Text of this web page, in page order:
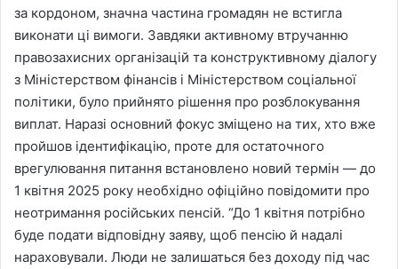
за кордоном, значна частина громадян не встигла
виконати ці вимоги. Завдяки активному втручанню
правозахисних організацій та конструктивному діалогу
з Міністерством фінансів і Міністерством соціальної
політики, було прийнято рішення про розблокування
виплат. Наразі основний фокус зміщено на тих, хто вже
пройшов ідентифікацію, проте для остаточного
врегулювання питання встановлено новий термін — до
1 квітня 2025 року необхідно офіційно повідомити про
неотримання російських пенсій. “До 1 квітня потрібно
буде подати відповідну заяву, щоб пенсію й надалі
нараховували. Люди не залишаться без доходу під час